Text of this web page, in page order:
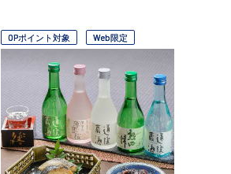
OPポイント対象 Web限定